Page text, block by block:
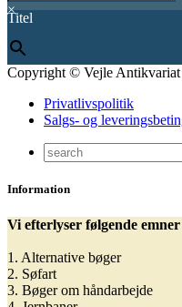
×
Titel
Copyright © Vejle Antikvariat
Privatlivspolitik
Salgs- og
Information
Vi efterlyser følgende emner
1. Alternative bøger
2. Søfart
3. Bøger om håndarbejde